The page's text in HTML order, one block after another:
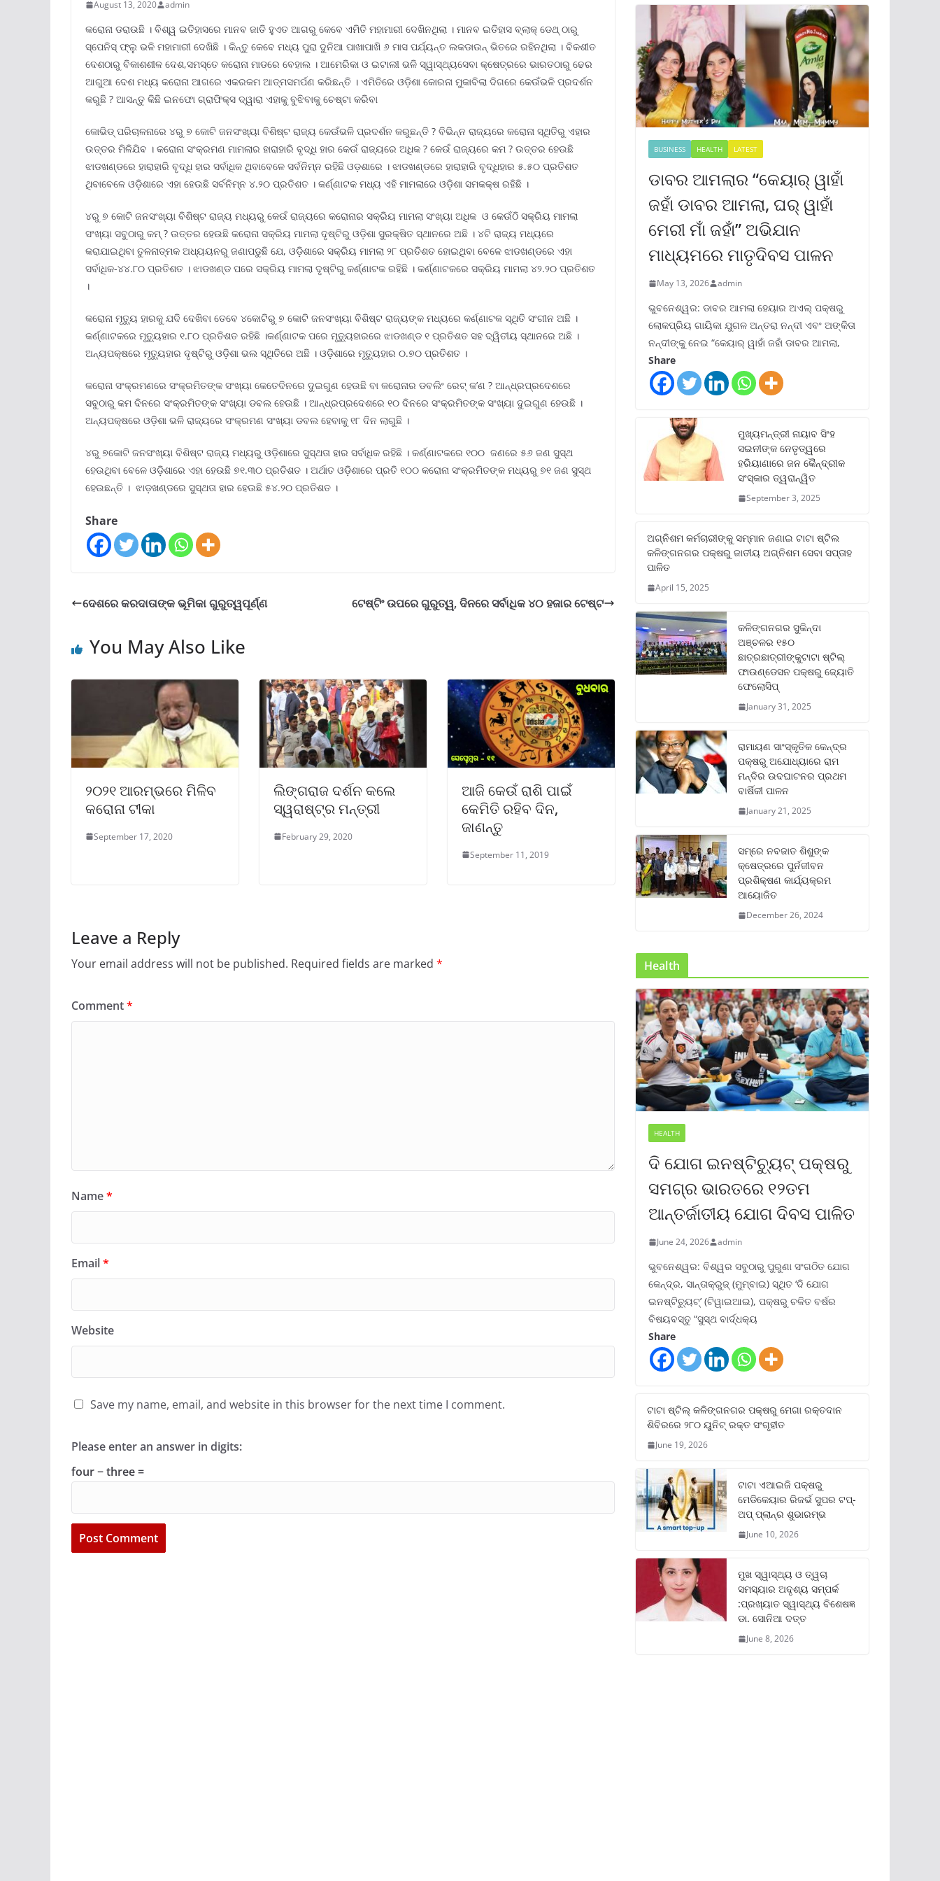
August 13, 2020 admin
କରୋନା ଡରାଉଛି । ବିଶ୍ୱ ଇତିହାସରେ ମାନବ ଜାତି ହୁଏତ ଆଗରୁ କେବେ ଏମିତି ମହାମାରୀ ଦେଖିନଥିଲା । ମାନବ ଇତିହାସ ବ୍ଲାକ୍ ଡେଥ୍ ଠାରୁ
ସ୍ପେନିସ୍ ଫ୍ଲୁ ଭଳି ମହାମାରୀ ଦେଖିଛି । କିନ୍ତୁ କେବେ ମଧ୍ୟ ପୁରା ଦୁନିଆ ପାଖାପାଖି ୬ ମାସ ପର୍ଯ୍ୟନ୍ତ ଲକଡାଉନ୍ ଭିତରେ ରହିନଥିଲା । ବିକଶୀତ
ଦେଶଠାରୁ ବିକାଶଶୀଳ ଦେଶ,ସମସ୍ତେ କରୋନା ମାଡରେ ବେହାଲ । ଆମେରିକା ଓ ଇଟାଲୀ ଭଳି ସ୍ୱାସ୍ଥ୍ୟସେବା କ୍ଷେତ୍ରରେ ଭାରତଠାରୁ ଢେର
ଆଗୁଆ ଦେଶ ମଧ୍ୟ କରୋନା ଆଗରେ ଏକରକମ ଆତ୍ମସମର୍ପଣ କରିଛନ୍ତି । ଏମିତିରେ ଓଡ଼ିଶା କୋରନା ମୁକାବିଲା ଦିଗରେ କେଉଁଭଳି ପ୍ରଦର୍ଶନ
କରୁଛି ? ଆସନ୍ତୁ କିଛି ଇନଫୋ ଗ୍ରାଫିକ୍ସ ଦ୍ୱାରା ଏହାକୁ ବୁଝିବାକୁ ଚେଷ୍ଟା କରିବା
କୋଭିଡ୍ ପରିଚାଳନାରେ ୪ରୁ ୭ କୋଟି ଜନସଂଖ୍ୟା ବିଶିଷ୍ଟ ରାଜ୍ୟ କେଉଁଭଳି ପ୍ରଦର୍ଶନ କରୁଛନ୍ତି ? ବିଭିନ୍ନ ରାଜ୍ୟରେ କରୋନା ସ୍ଥିତିରୁ ଏହାର
ଉତ୍ତର ମିଳିଯିବ । କରୋନା ସଂକ୍ରମଣ ମାମଲାର ହାରାହାରି ବୃଦ୍ଧି ହାର କେଉଁ ରାଜ୍ୟରେ ଅଧିକ ? କେଉଁ ରାଜ୍ୟରେ କମ ? ଉତ୍ତର ହେଉଛି
ଝାଡଖଣ୍ଡରେ ହାରାହାରି ବୃଦ୍ଧି ହାର ସର୍ବାଧିକ ଥିବାବେଳେ ସର୍ବନିମ୍ନ ରହିଛି ଓଡ଼ଶାରେ । ଝାଡଖଣ୍ଡରେ ହାରାହାରି ବୃଦ୍ଧିହାର ୫.୫୦ ପ୍ରତିଶତ
ଥିବାବେଳେ ଓଡ଼ିଶାରେ ଏହା ହେଉଛି ସର୍ବନିମ୍ନ ୪.୨୦ ପ୍ରତିଶତ । କର୍ଣ୍ଣାଟକ ମଧ୍ୟ ଏହି ମାମଲାରେ ଓଡ଼ିଶା ସମକକ୍ଷ ରହିଛି ।
୪ରୁ ୭ କୋଟି ଜନସଂଖ୍ୟା ବିଶିଷ୍ଟ ରାଜ୍ୟ ମଧ୍ୟରୁ କେଉଁ ରାଜ୍ୟରେ କରୋନାର ସକ୍ରିୟ ମାମଲା ସଂଖ୍ୟା ଅଧିକ ଓ କେଉଁଠି ସକ୍ରିୟ ମାମଲା
ସଂଖ୍ୟା ସବୁଠାରୁ କମ୍ ? ଉତ୍ତର ହେଉଛି କରୋନା ସକ୍ରିୟ ମାମଲା ଦୃଷ୍ଟିରୁ ଓଡ଼ିଶା ସୁରକ୍ଷିତ ସ୍ଥାନରେ ଅଛି । ୪ଟି ରାଜ୍ୟ ମଧ୍ୟରେ
କରାଯାଇଥିବା ତୁଳନାତ୍ମକ ଅଧ୍ୟୟନରୁ ଜଣାପଡୁଛି ଯେ, ଓଡ଼ିଶାରେ ସକ୍ରିୟ ମାମଲା ୨୮ ପ୍ରତିଶତ ହୋଇଥିବା ବେଳେ ଝାଡଖଣ୍ଡରେ ଏହା
ସର୍ବାଧିକ-୪୪.୮୦ ପ୍ରତିଶତ । ଝାଡଖଣ୍ଡ ପରେ ସକ୍ରିୟ ମାମଲା ଦୃଷ୍ଟିରୁ କର୍ଣ୍ଣାଟକ ରହିଛି । କର୍ଣ୍ଣାଟକରେ ସକ୍ରିୟ ମାମଲା ୪୨.୨୦ ପ୍ରତିଶତ
।
କରୋନା ମୃତ୍ୟୁ ହାରକୁ ଯଦି ଦେଖିବା ତେବେ ୪କୋଟିରୁ ୭ କୋଟି ଜନସଂଖ୍ୟା ବିଶିଷ୍ଟ ରାଜ୍ୟଙ୍କ ମଧ୍ୟରେ କର୍ଣ୍ଣାଟକ ସ୍ଥିତି ସଂଗୀନ ଅଛି ।
କର୍ଣ୍ଣାଟକରେ ମୃତ୍ୟୁହାର ୧.୮୦ ପ୍ରତିଶତ ରହିଛି ।କର୍ଣ୍ଣାଟକ ପରେ ମୃତ୍ୟୁହାରରେ ଝାଡଖଣ୍ଡ ୧ ପ୍ରତିଶତ ସହ ଦ୍ୱିତୀୟ ସ୍ଥାନରେ ଅଛି ।
ଅନ୍ୟପକ୍ଷରେ ମୃତ୍ୟୁହାର ଦୃଷ୍ଟିରୁ ଓଡ଼ିଶା ଭଲ ସ୍ଥିତିରେ ଅଛି । ଓଡ଼ିଶାରେ ମୃତ୍ୟୁହାର ୦.୭୦ ପ୍ରତିଶତ ।
କରୋନା ସଂକ୍ରମଣରେ ସଂକ୍ରମିତଙ୍କ ସଂଖ୍ୟା କେତେଦିନରେ ଦୁଇଗୁଣ ହେଉଛି ବା କରୋନାର ଡବଲିଂ ରେଟ୍ କ’ଣ ? ଆନ୍ଧ୍ରପ୍ରଦେଶରେ
ସବୁଠାରୁ କମ ଦିନରେ ସଂକ୍ରମିତଙ୍କ ସଂଖ୍ୟା ଡବଲ ହେଉଛି । ଆନ୍ଧ୍ରପ୍ରଦେଶରେ ୧୦ ଦିନରେ ସଂକ୍ରମିତଙ୍କ ସଂଖ୍ୟା ଦୁଇଗୁଣ ହେଉଛି ।
ଅନ୍ୟପକ୍ଷରେ ଓଡ଼ିଶା ଭଳି ରାଜ୍ୟରେ ସଂକ୍ରମଣ ସଂଖ୍ୟା ଡବଲ ହେବାକୁ ୧୮ ଦିନ ଲାଗୁଛି ।
୪ରୁ ୭କୋଟି ଜନସଂଖ୍ୟା ବିଶିଷ୍ଟ ରାଜ୍ୟ ମଧ୍ୟରୁ ଓଡ଼ିଶାରେ ସୁସ୍ଥତା ହାର ସର୍ବାଧିକ ରହିଛି । କର୍ଣ୍ଣାଟକରେ ୧୦୦ ଜଣରେ ୫୬ ଜଣ ସୁସ୍ଥ
ହେଉଥିବା ବେଳେ ଓଡ଼ିଶାରେ ଏହା ହେଉଛି ୭୧.୩୦ ପ୍ରତିଶତ । ଅର୍ଥାତ ଓଡ଼ିଶାରେ ପ୍ରତି ୧୦୦ କରୋନା ସଂକ୍ରମିତଙ୍କ ମଧ୍ୟରୁ ୭୧ ଜଣ ସୁସ୍ଥ
ହେଉଛନ୍ତି । ଝାଡ଼ଖଣ୍ଡରେ ସୁସ୍ଥତା ହାର ହେଉଛି ୫୪.୨୦ ପ୍ରତିଶତ ।
Share
ଦେଶରେ କରଦାତାଙ୍କ ଭୂମିକା ଗୁରୁତ୍ୱପୂର୍ଣ୍ଣ ଟେଷ୍ଟିଂ ଉପରେ ଗୁରୁତ୍ୱ, ଦିନରେ ସର୍ବାଧିକ ୪୦ ହଜାର ଟେଷ୍ଟ
You May Also Like
୨୦୨୧ ଆରମ୍ଭରେ ମିଳିବ
କରୋନା ଟୀକା
September 17, 2020
ଲିଙ୍ଗରାଜ ଦର୍ଶନ କଲେ
ସ୍ୱରାଷ୍ଟ୍ର ମନ୍ତ୍ରୀ
February 29, 2020
ଆଜି କେଉଁ ରାଶି ପାଇଁ
କେମିତି ରହିବ ଦିନ,
ଜାଣନ୍ତୁ
September 11, 2019
Leave a Reply
Your email address will not be published. Required fields are marked *
Comment*
Name*
Email*
Website
Save my name, email, and website in this browser for the next time I comment.
Please enter an answer in digits:
four − three =
BUSINESS HEALTH LATEST
ଡାବର ଆମଲାର “କେୟାର୍ ୱାହାଁ
ଜହାଁ ଡାବର ଆମଲା, ଘର୍ ୱାହାଁ
ମେରୀ ମାଁ ଜହାଁ” ଅଭିଯାନ
ମାଧ୍ୟମରେ ମାତୃଦିବସ ପାଳନ
May 13, 2026 admin
ଭୁବନେଶ୍ୱର: ଡାବର ଆମଲା ହେୟାର ଅଏଲ୍ ପକ୍ଷରୁ
ଲୋକପ୍ରିୟ ଗାୟିକା ଯୁଗଳ ଅନ୍ତରା ନନ୍ଦୀ ଏବଂ ଅଙ୍କିତା
ନନ୍ଦୀଙ୍କୁ ନେଇ “କେୟାର୍ ୱାହାଁ ଜହାଁ ଡାବର ଆମଲା,
Share
ମୁଖ୍ୟମନ୍ତ୍ରୀ ନାୟାବ ସିଂହ
ସଇନୀଙ୍କ ନେତୃତ୍ୱରେ
ହରିୟାଣାରେ ଜନ କୈନ୍ଦ୍ରୀକ
ସଂସ୍କାର ତ୍ୱରାନ୍ୱିତ
September 3, 2025
ଅଗ୍ନିଶମ କର୍ମଚାରୀଙ୍କୁ ସମ୍ମାନ ଜଣାଇ ଟାଟା ଷ୍ଟିଲ
କଳିଙ୍ଗନଗର ପକ୍ଷରୁ ଜାତୀୟ ଅଗ୍ନିଶମ ସେବା ସପ୍ତାହ
ପାଳିତ
April 15, 2025
କଳିଙ୍ଗନଗର ସୁକିନ୍ଦା
ଅଞ୍ଚଳର ୧୫୦
ଛାତ୍ରଛାତ୍ରୀଙ୍କୁଟାଟା ଷ୍ଟିଲ୍
ଫାଉଣ୍ଡେସନ ପକ୍ଷରୁ ଜ୍ୟୋତି
ଫେଲୋସିପ୍‌
January 31, 2025
ରାମାୟଣ ସାଂସ୍କୃତିକ କେନ୍ଦ୍ର
ପକ୍ଷରୁ ଅଯୋଧ୍ୟାରେ ରାମ
ମନ୍ଦିର ଉଦଘାଟନର ପ୍ରଥମ
ବାର୍ଷିକୀ ପାଳନ
January 21, 2025
ସମ୍‌ରେ ନବଜାତ ଶିଶୁଙ୍କ
କ୍ଷେତ୍ରରେ ପୁର୍ନଜୀବନ
ପ୍ରଶିକ୍ଷଣ କାର୍ଯ୍ୟକ୍ରମ
ଆୟୋଜିତ
December 26, 2024
Health
HEALTH
ଦି ଯୋଗ ଇନଷ୍ଟିଚ୍ୟୁଟ୍ ପକ୍ଷରୁ
ସମଗ୍ର ଭାରତରେ ୧୨ତମ
ଆନ୍ତର୍ଜାତୀୟ ଯୋଗ ଦିବସ ପାଳିତ
June 24, 2026 admin
ଭୁବନେଶ୍ୱର: ବିଶ୍ୱର ସବୁଠାରୁ ପୁରୁଣା ସଂଗଠିତ ଯୋଗ
କେନ୍ଦ୍ର, ସାନ୍ତାକ୍ରୁଜ୍ (ମୁମ୍ବାଇ) ସ୍ଥିତ ‘ଦି ଯୋଗ
ଇନଷ୍ଟିଚ୍ୟୁଟ୍‌’ (ଟିୱାଇଆଇ), ପକ୍ଷରୁ ଚଳିତ ବର୍ଷର
ବିଷୟବସ୍ତୁ “ସୁସ୍ଥ ବାର୍ଦ୍ଧକ୍ୟ
Share
ଟାଟା ଷ୍ଟିଲ୍‌ କଳିଙ୍ଗନଗର ପକ୍ଷରୁ ମେଗା ରକ୍ତଦାନ
ଶିବିରରେ ୨୮୦ ୟୁନିଟ୍‌ ରକ୍ତ ସଂଗୃହୀତ
June 19, 2026
ଟାଟା ଏଆଇଜି ପକ୍ଷରୁ
ମେଡିକେୟାର ରିଜର୍ଭ ସୁପର ଟପ୍‌-
ଅପ୍ ପ୍ଲାନ୍‌ର ଶୁଭାରମ୍ଭ
June 10, 2026
ମୁଖ ସ୍ୱାସ୍ଥ୍ୟ ଓ ତ୍ୱଚା
ସମସ୍ୟାର ଅଦୃଶ୍ୟ ସମ୍ପର୍କ
:ପ୍ରଖ୍ୟାତ ସ୍ୱାସ୍ଥ୍ୟ ବିଶେଷଜ୍ଞ
ଡା. ସୋନିଆ ଦତ୍ତ
June 8, 2026